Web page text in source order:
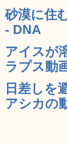
砂漠に住
- DNA
アイスが
ラプス動
日差しを
アシカの